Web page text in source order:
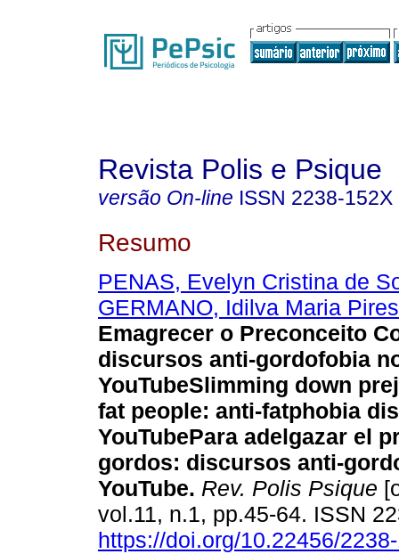
Revista Polis e Psique
versão On-line ISSN 2238-152X
Resumo
PENAS, Evelyn Cristina de
GERMANO, Idilva Maria Pires
Emagrecer o Preconceito
discursos anti-gordofobia
YouTubeSlimming down
fat people: anti-fatphobia
YouTubePara adelgazar el
gordos: discursos anti-
YouTube. Rev. Polis Psique
vol.11, n.1, pp.45-64. ISSN
https://doi.org/10.22456/